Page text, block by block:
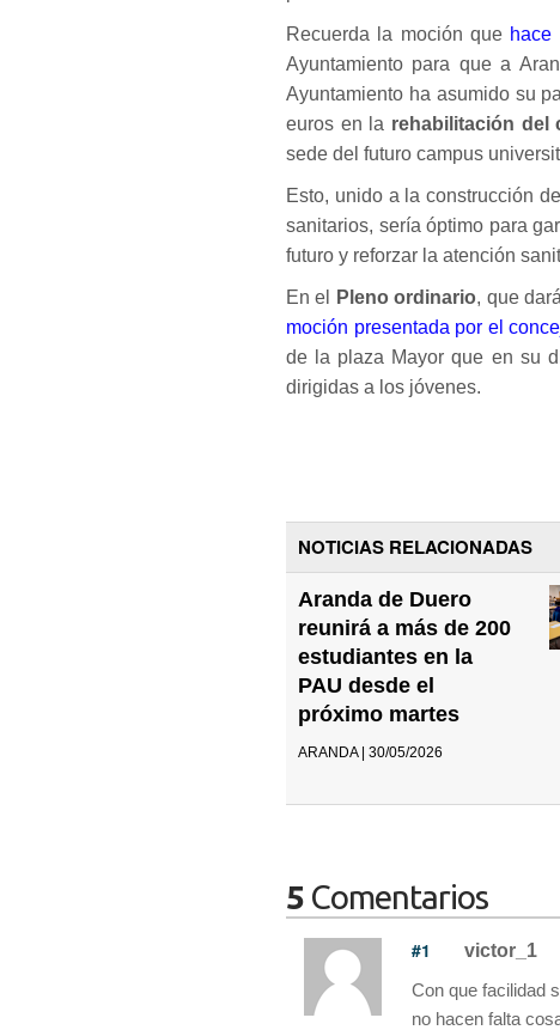
Recuerda la moción que hace
Ayuntamiento para que a
Ayuntamiento ha asumido su
euros en la rehabilitación del
sede del futuro campus
Esto, unido a la construcción
sanitarios, sería óptimo para
futuro y reforzar la atención
En el Pleno ordinario, que
moción presentada por el
de la plaza Mayor que en su
dirigidas a los jóvenes.
NOTICIAS RELACIONADAS
Aranda de Duero
reunirá a más de 200
estudiantes en la
PAU desde el
próximo martes
ARANDA | 30/05/2026
5 Comentarios
#1 victor_1
Con que facilidad
no hacen falta